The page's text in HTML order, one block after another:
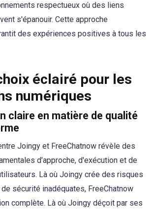
respectueux où des liens
s'épanouir. Cette approche
des expériences positives à tous les
éclairé pour les
numériques
claire en matière de qualité
Joingy et FreeChatnow révèle des
d'approche, d'exécution et de
Là où Joingy crée des risques
sécurité inadéquates, FreeChatnow
complète. Là où Joingy déçoit par ses